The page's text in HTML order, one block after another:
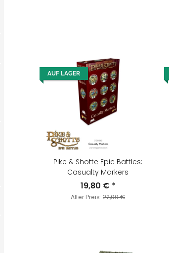
AUF LAGER
Pike & Shotte Epic Battles:
Casualty Markers
19,80 € *
Alter Preis: 22,00 €